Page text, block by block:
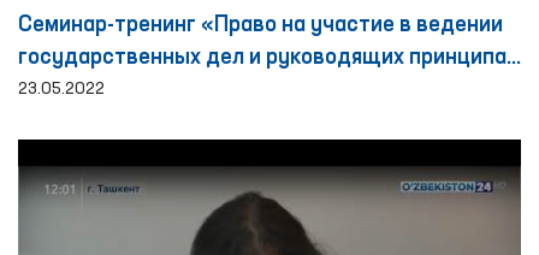
Семинар-тренинг «Право на участие в ведении
государственных дел и руководящих принципах
ООН»
23.05.2022